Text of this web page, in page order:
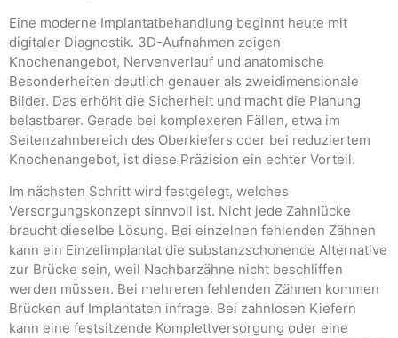
Eine moderne Implantatbehandlung beginnt heute mit
digitaler Diagnostik. 3D-Aufnahmen zeigen
Knochenangebot, Nervenverlauf und anatomische
Besonderheiten deutlich genauer als zweidimensionale
Bilder. Das erhöht die Sicherheit und macht die Planung
belastbarer. Gerade bei komplexeren Fällen, etwa im
Seitenzahnbereich des Oberkiefers oder bei reduziertem
Knochenangebot, ist diese Präzision ein echter Vorteil.
Im nächsten Schritt wird festgelegt, welches
Versorgungskonzept sinnvoll ist. Nicht jede Zahnlücke
braucht dieselbe Lösung. Bei einzelnen fehlenden Zähnen
kann ein Einzelimplantat die substanzschonende Alternative
zur Brücke sein, weil Nachbarzähne nicht beschliffen
werden müssen. Bei mehreren fehlenden Zähnen kommen
Brücken auf Implantaten infrage. Bei zahnlosen Kiefern
kann eine festsitzende Komplettversorgung oder eine